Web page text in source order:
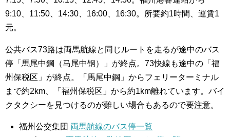
9:10、11:50、14:30、16:00、16:30。所要約1時間、運賃1
元。
公共バス73路は両馬航線と同じルートを走るが途中のバス
停「馬尾中鋼（马尾中钢）」が終点。73快線も途中の「福
州保税区」が終点。「馬尾中鋼」からフェリーターミナル
まで約2km、「福州保税区」から約1km離れています。バイ
クタクシーを見つけるのが難しい場合もあるので要注意。
福州公交集団 両馬航線のバス停一覧